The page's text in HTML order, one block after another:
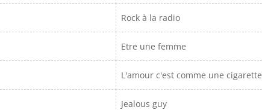
Rock à la radio
Etre une femme
L'amour c'est comme une cigarette
Jealous guy